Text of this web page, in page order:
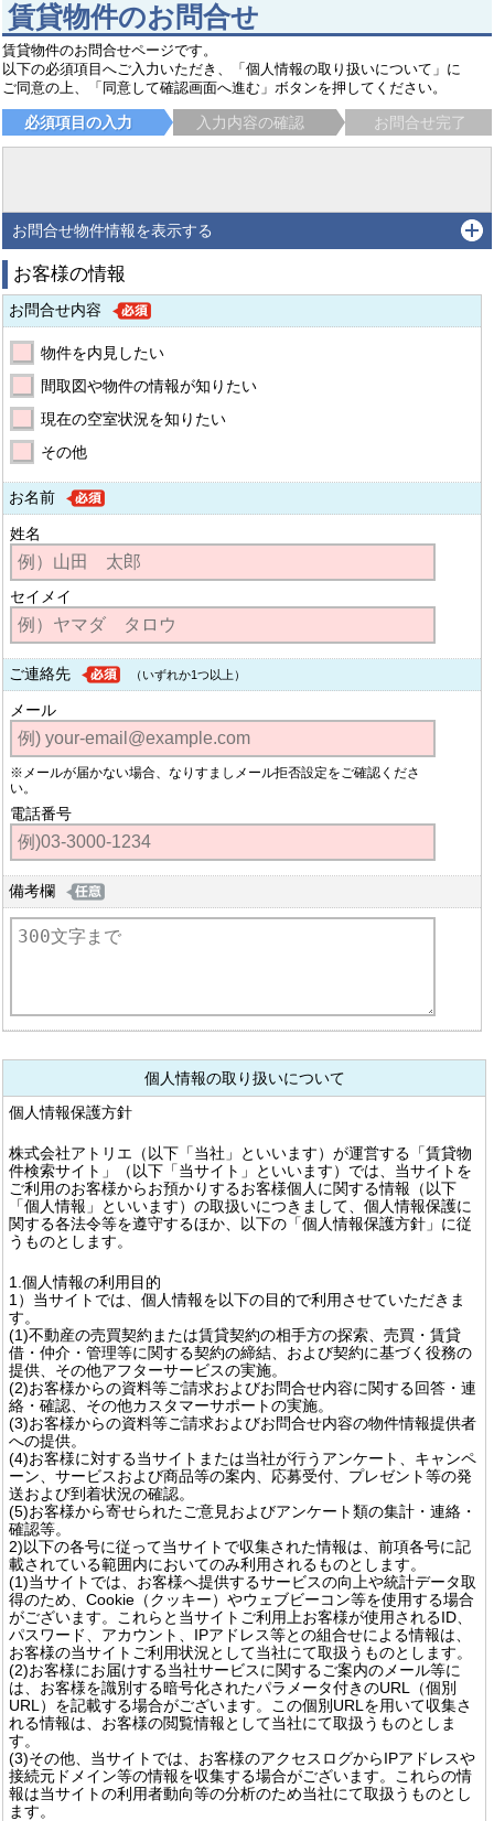
賃貸物件のお問合せ
賃貸物件のお問合せページです。
以下の必須項目へご入力いただき、「個人情報の取り扱いについて」に
ご同意の上、「同意して確認画面へ進む」ボタンを押してください。
必須項目の入力 入力内容の確認 お問合せ完了
お問合せ物件情報を表示する
お客様の情報
お問合せ内容
物件を内見したい
間取図や物件の情報が知りたい
現在の空室状況を知りたい
その他
お名前
姓名
セイメイ
ご連絡先 （いずれか1つ以上）
メール
※メールが届かない場合、なりすましメール拒否設定をご確認くださ
い。
電話番号
備考欄
個人情報の取り扱いについて
個人情報保護方針
株式会社アトリエ（以下「当社」といいます）が運営する「賃貸物
件検索サイト」（以下「当サイト」といいます）では、当サイトを
ご利用のお客様からお預かりするお客様個人に関する情報（以下
「個人情報」といいます）の取扱いにつきまして、個人情報保護に
関する各法令等を遵守するほか、以下の「個人情報保護方針」に従
うものとします。
1.個人情報の利用目的
1）当サイトでは、個人情報を以下の目的で利用させていただきま
す。
(1)不動産の売買契約または賃貸契約の相手方の探索、売買・賃貸
借・仲介・管理等に関する契約の締結、および契約に基づく役務の
提供、その他アフターサービスの実施。
(2)お客様からの資料等ご請求およびお問合せ内容に関する回答・連
絡・確認、その他カスタマーサポートの実施。
(3)お客様からの資料等ご請求およびお問合せ内容の物件情報提供者
への提供。
(4)お客様に対する当サイトまたは当社が行うアンケート、キャンペ
ーン、サービスおよび商品等の案内、応募受付、プレゼント等の発
送および到着状況の確認。
(5)お客様から寄せられたご意見およびアンケート類の集計・連絡・
確認等。
2)以下の各号に従って当サイトで収集された情報は、前項各号に記
載されている範囲内においてのみ利用されるものとします。
(1)当サイトでは、お客様へ提供するサービスの向上や統計データ取
得のため、Cookie（クッキー）やウェブビーコン等を使用する場合
がございます。これらと当サイトご利用上お客様が使用されるID、
パスワード、アカウント、IPアドレス等との組合せによる情報は、
お客様の当サイトご利用状況として当社にて取扱うものとします。
(2)お客様にお届けする当社サービスに関するご案内のメール等に
は、お客様を識別する暗号化されたパラメータ付きのURL（個別
URL）を記載する場合がございます。この個別URLを用いて収集さ
れる情報は、お客様の閲覧情報として当社にて取扱うものとしま
す。
(3)その他、当サイトでは、お客様のアクセスログからIPアドレスや
接続元ドメイン等の情報を収集する場合がございます。これらの情
報は当サイトの利用者動向等の分析のため当社にて取扱うものとし
ます。